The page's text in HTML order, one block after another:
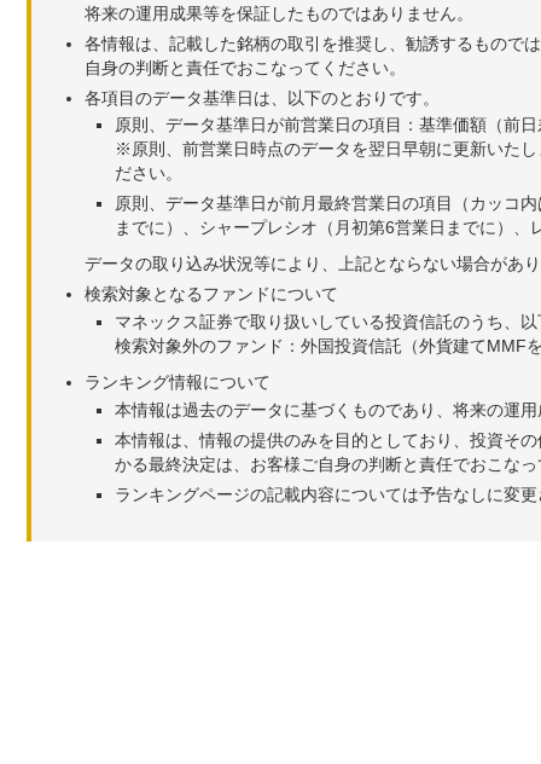
将来の運用成果等を保証したものではありません。
各情報は、記載した銘柄の取引を推奨し、勧誘するもので
自身の判断と責任でおこなってください。
各項目のデータ基準日は、以下のとおりです。
原則、データ基準日が前営業日の項目：基準価額（前
※原則、前営業日時点のデータを翌日早朝に更新いた
ださい。
原則、データ基準日が前月最終営業日の項目（カッコ
までに）、シャープレシオ（月初第6営業日までに）
データの取り込み状況等により、上記とならない場合があ
検索対象となるファンドについて
マネックス証券で取り扱いしている投資信託のうち、
検索対象外のファンド：外国投資信託（外貨建てMMF
ランキング情報について
本情報は過去のデータに基づくものであり、将来の運
本情報は、情報の提供のみを目的としており、投資そ
かる最終決定は、お客様ご自身の判断と責任でおこな
ランキングページの記載内容については予告なしに変